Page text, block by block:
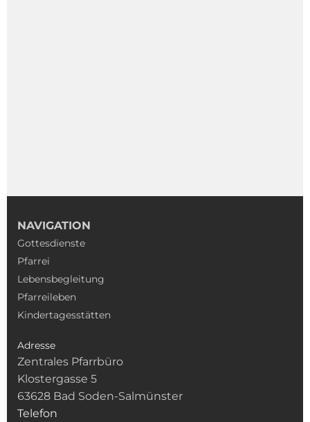
NAVIGATION
Gottesdienste
Pfarrei
Lebensbegleitung
Pfarreileben
Kindertagesstätten
Adresse
Zentrales Pfarrbüro
Klostergasse 5
63628 Bad Soden-Salmünster
Telefon